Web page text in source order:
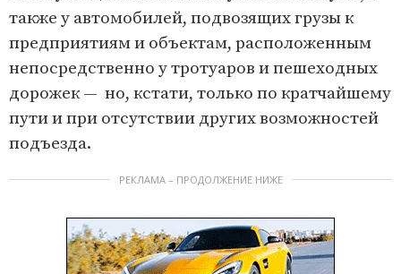
также у автомобилей, подвозящих грузы к
предприятиям и объектам, расположенным
непосредственно у тротуаров и пешеходных
дорожек — но, кстати, только по кратчайшему
пути и при отсутствии других возможностей
подъезда.
РЕКЛАМА – ПРОДОЛЖЕНИЕ НИЖЕ